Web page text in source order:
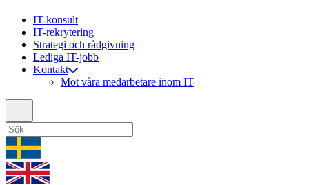
IT-konsult
IT-rekrytering
Strategi och rådgivning
Lediga IT-jobb
Kontakt
Möt våra medarbetare inom IT